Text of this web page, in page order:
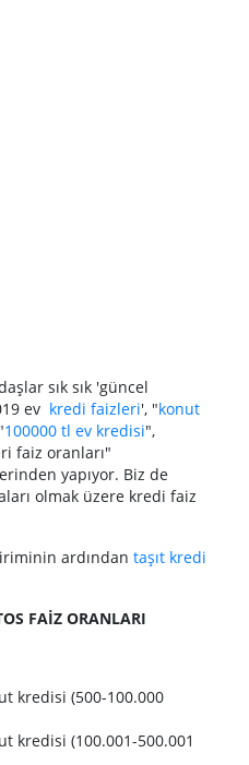
sık sık 'güncel
ev kredi faizleri', "konut
100000 tl ev kredisi",
faiz oranları"
yapıyor. Biz de
olmak üzere kredi faiz
ardından taşıt kredi
FAİZ ORANLARI
kredisi (500-100.000
kredisi (100.001-500.001